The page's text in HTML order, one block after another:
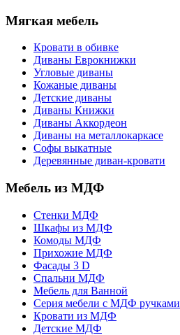
Мягкая мебель
Кровати в обивке
Диваны Еврокнижки
Угловые диваны
Кожаные диваны
Детские диваны
Диваны Книжки
Диваны Аккордеон
Диваны на металлокаркасе
Софы выкатные
Деревянные диван-кровати
Мебель из МДФ
Стенки МДФ
Шкафы из МДФ
Комоды МДФ
Прихожие МДФ
Фасады 3 D
Спальни МДФ
Мебель для Ванной
Серия мебели с МДФ ручками
Кровати из МДФ
Детские МДФ